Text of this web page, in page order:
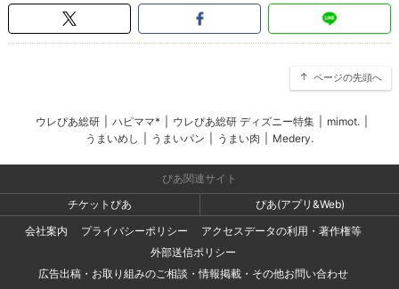
ページの先頭へ
ウレぴあ総研 ハピママ* ウレぴあ総研 ディズニー特集 mimot.
うまいめし
うまいパン うまい肉 Medery.
ぴあ関連サイト
チケットぴあ
ぴあ(アプリ&Web)
会社案内
プライバシーポリシー
アクセスデータの利用・著作権等
外部送信ポリシー
広告出稿・お取り組みのご相談・情報掲載・その他お問い合わせ